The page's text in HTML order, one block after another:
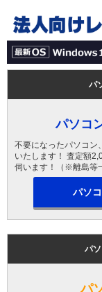
パ
パソコ
不要になったパソコン
いたします！ 査定額
伺います！（※離島等
パソ
パ
パ